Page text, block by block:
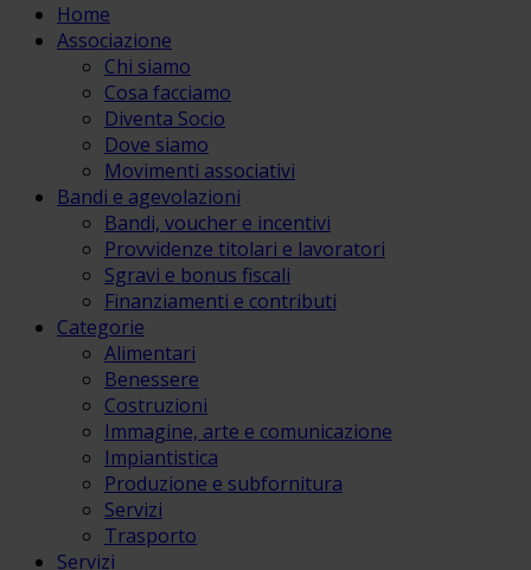
Home
Associazione
Chi siamo
Cosa facciamo
Diventa Socio
Dove siamo
Movimenti associativi
Bandi e agevolazioni
Bandi, voucher e incentivi
Provvidenze titolari e lavoratori
Sgravi e bonus fiscali
Finanziamenti e contributi
Categorie
Alimentari
Benessere
Costruzioni
Immagine, arte e comunicazione
Impiantistica
Produzione e subfornitura
Servizi
Trasporto
Servizi